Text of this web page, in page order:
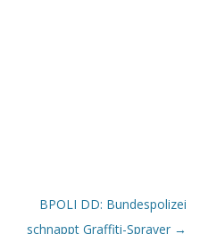
BPOLI DD: Bundespolizei
schnappt Graffiti-Sprayer →